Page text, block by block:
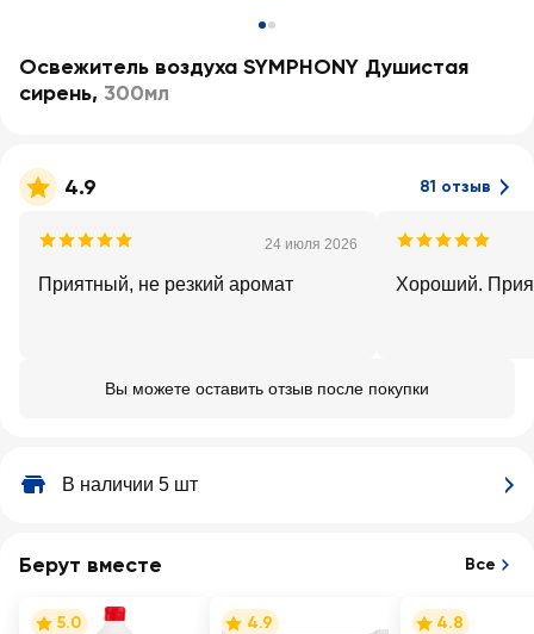
Освежитель воздуха SYMPHONY Душистая
сирень, 300мл
4.9 81 отзыв
24 июля 2026
Приятный, не резкий аромат Хороший.
Вы можете оставить отзыв после покупки
В наличии 5 шт
Берут вместе Все
5.0 4.9 4.8